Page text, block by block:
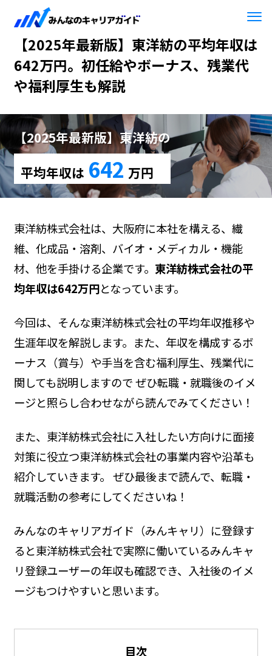
HOME 【2025年最新版】東洋紡
【2025年最新版】東洋紡の平均年収は
642万円。初任給やボーナス、残業代
や福利厚生も解説
【2025年最新版】東洋紡の
平均年収は 642 万円
東洋紡株式会社は、大阪府に本社を構える、繊
維、化成品・溶剤、バイオ・メディカル・機能
材、他を手掛ける企業です。 東洋紡株式会社の平
均年収は642万円となっています。
今回は、そんな東洋紡株式会社の平均年収推移や
生涯年収を解説します。また、年収を構成するボ
ーナス（賞与）や手当を含む福利厚生、残業代に
関しても説明しますので ぜひ転職・就職後のイメ
ージと照らし合わせながら読んでみてください！
また、東洋紡株式会社に入社したい方向けに面接
対策に役立つ東洋紡株式会社の事業内容や沿革も
紹介していきます。 ぜひ最後まで読んで、転職・
就職活動の参考にしてくださいね！
みんなのキャリアガイド（みんキャリ）に登録す
ると東洋紡株式会社で実際に働いているみんキャ
リ登録ユーザーの年収も確認でき、入社後のイメ
ージもつけやすいと思います。
目次